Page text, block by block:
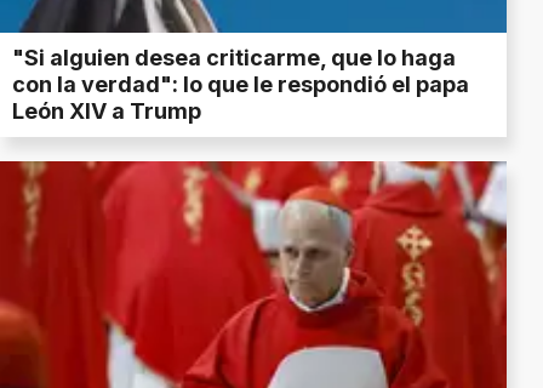
"Si alguien desea criticarme, que lo haga
con la verdad": lo que le respondió el papa
León XIV a Trump